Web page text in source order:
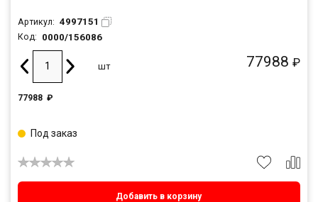
Артикул: 4997151
Код: 0000/156086
77988 ₽
шт
77988 ₽
Добавить в корзину
Под заказ